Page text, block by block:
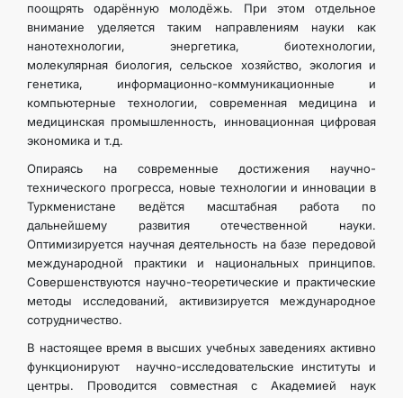
поощрять одарённую молодёжь. При этом отдельное
внимание уделяется таким направлениям науки как
нанотехнологии, энергетика, биотехнологии,
молекулярная биология, сельское хозяйство, экология и
генетика, информационно-коммуникационные и
компьютерные технологии, современная медицина и
медицинская промышленность, инновационная цифровая
экономика и т.д.
Опираясь на современные достижения научно-
технического прогресса, новые технологии и инновации в
Туркменистане ведётся масштабная работа по
дальнейшему развития отечественной науки.
Оптимизируется научная деятельность на базе передовой
международной практики и национальных принципов.
Совершенствуются научно-теоретические и практические
методы исследований, активизируется международное
сотрудничество.
В настоящее время в высших учебных заведениях активно
функционируют научно-исследовательские институты и
центры. Проводится совместная с Академией наук